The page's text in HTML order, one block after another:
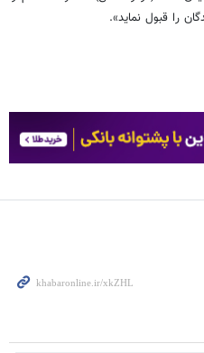
را قبول نماید».